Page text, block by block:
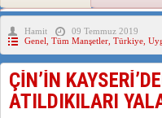
ÇİN’İN
DİYANET
150
Uygurlarda Düğün ve Cenaze
Hamit
09 Temmuz 2019
Genel Tüm Manşetler Türkiye
ÇİN’İN
ATILDIKILARI